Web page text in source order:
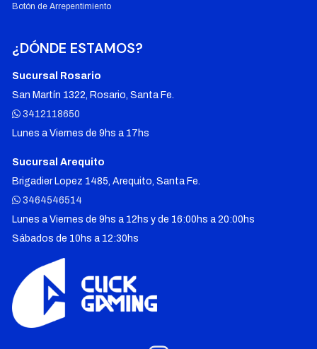
Botón de Arrepentimiento
¿DÓNDE ESTAMOS?
Sucursal Rosario
San Martín 1322, Rosario, Santa Fe.
3412118650
Lunes a Viernes de 9hs a 17hs
Sucursal Arequito
Brigadier Lopez 1485, Arequito, Santa Fe.
3464546514
Lunes a Viernes de 9hs a 12hs y de 16:00hs a 20:00hs
Sábados de 10hs a 12:30hs